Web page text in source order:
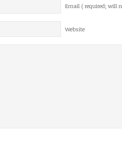
Email ( required; will
Website